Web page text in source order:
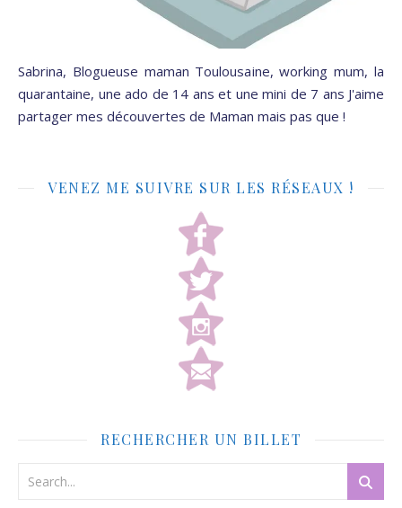
Sabrina, Blogueuse maman Toulousaine, working mum, la
quarantaine, une ado de 14 ans et une mini de 7 ans J'aime
partager mes découvertes de Maman mais pas que !
VENEZ ME SUIVRE SUR LES RÉSEAUX !
RECHERCHER UN BILLET